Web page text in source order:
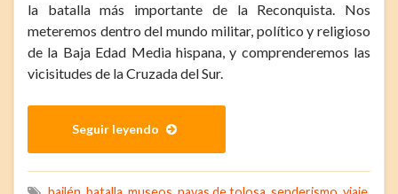
la batalla más importante de la Reconquista. Nos
meteremos dentro del mundo militar, político y religioso
de la Baja Edad Media hispana, y comprenderemos las
vicisitudes de la Cruzada del Sur.
Seguir leyendo